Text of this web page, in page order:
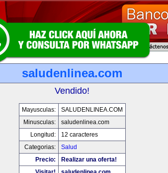
saludenlinea.com
Vendido!
Mayusculas:
SALUDENLINEA.COM
Minusculas:
saludenlinea.com
Longitud:
12 caracteres
Categorias:
Salud
Precio:
Realizar una oferta!